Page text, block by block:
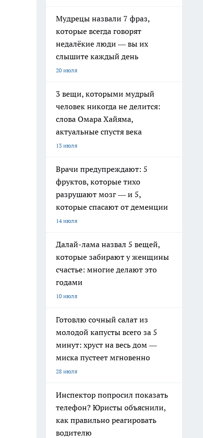
Мудрецы назвали 7 фраз,
которые всегда говорят
недалёкие люди — вы их
слышите каждый день
20 июля
3 вещи, которыми мудрый
человек никогда не делится:
слова Омара Хайяма,
актуальные спустя века
13 июля
Врачи предупреждают: 5
фруктов, которые тихо
разрушают мозг — и 5,
которые спасают от деменции
14 июля
Далай-лама назвал 5 вещей,
которые забирают у женщины
счастье: многие делают это
годами
10 июля
Готовлю сочный салат из
молодой капусты всего за 5
минут: хруст на весь дом —
миска пустеет мгновенно
28 июля
Инспектор попросил показать
телефон? Юристы объяснили,
как правильно реагировать
водителю